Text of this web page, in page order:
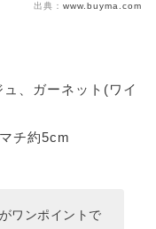
出典： www.buyma.com
、ガーネット(ワイ
チ約5cm
ワンポイントで